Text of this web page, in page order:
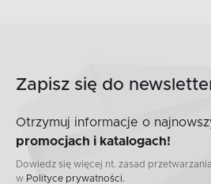
Zapisz się do
Otrzymuj informacje o
promocjach i katalogach!
Dowiedz się więcej nt. zasad
w Polityce prywatności.